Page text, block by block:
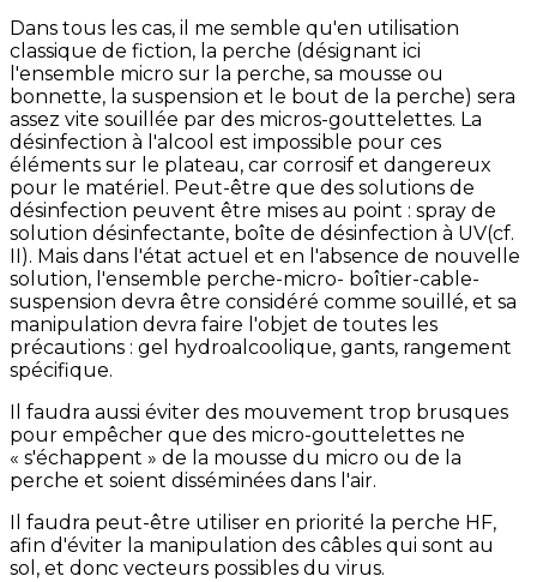
Dans tous les cas, il me semble qu'en utilisation
classique de fiction, la perche (désignant ici
l'ensemble micro sur la perche, sa mousse ou
bonnette, la suspension et le bout de la perche) sera
assez vite souillée par des micros-gouttelettes. La
désinfection à l'alcool est impossible pour ces
éléments sur le plateau, car corrosif et dangereux
pour le matériel. Peut-être que des solutions de
désinfection peuvent être mises au point : spray de
solution désinfectante, boîte de désinfection à UV(cf.
II). Mais dans l'état actuel et en l'absence de nouvelle
solution, l'ensemble perche-micro- boîtier-cable-
suspension devra être considéré comme souillé, et sa
manipulation devra faire l'objet de toutes les
précautions : gel hydroalcoolique, gants, rangement
spécifique.
Il faudra aussi éviter des mouvement trop brusques
pour empêcher que des micro-gouttelettes ne
« s'échappent » de la mousse du micro ou de la
perche et soient disséminées dans l'air.
Il faudra peut-être utiliser en priorité la perche HF,
afin d'éviter la manipulation des câbles qui sont au
sol, et donc vecteurs possibles du virus.